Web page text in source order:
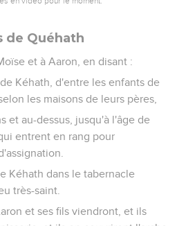
de Quéhath
et à Aaron, en disant :
Kéhath, d'entre les enfants de
les maisons de leurs pères,
et au-dessus, jusqu'à l'âge de
entrent en rang pour
Kéhath dans le tabernacle
très-saint.
et ses fils viendront, et ils